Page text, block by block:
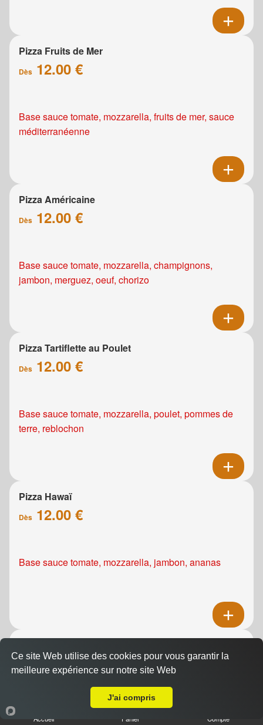
Pizza Fruits de Mer
Dès 12.00 €
Base sauce tomate, mozzarella, fruits de mer, sauce
méditerranéenne
Pizza Américaine
Dès 12.00 €
Base sauce tomate, mozzarella, champignons,
jambon, merguez, oeuf, chorizo
Pizza Tartiflette au Poulet
Dès 12.00 €
Base sauce tomate, mozzarella, poulet, pommes de
terre, reblochon
Pizza Hawaï
Dès 12.00 €
Base sauce tomate, mozzarella, jambon, ananas
Dès12.00 €
Base sauce tomate, mozzarella, viande de grec,
Accueil Panier Compte
Ce site Web utilise des cookies pour vous garantir la
meilleure expérience sur notre site Web
J'ai compris